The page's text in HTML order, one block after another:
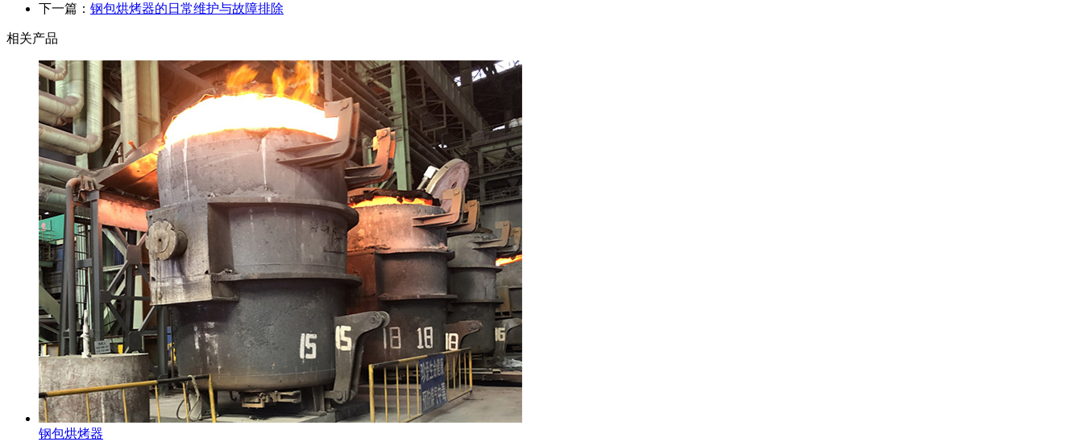
下一篇： 钢包烘烤器的日常维护与故障排除
相关产品
钢包烘烤器